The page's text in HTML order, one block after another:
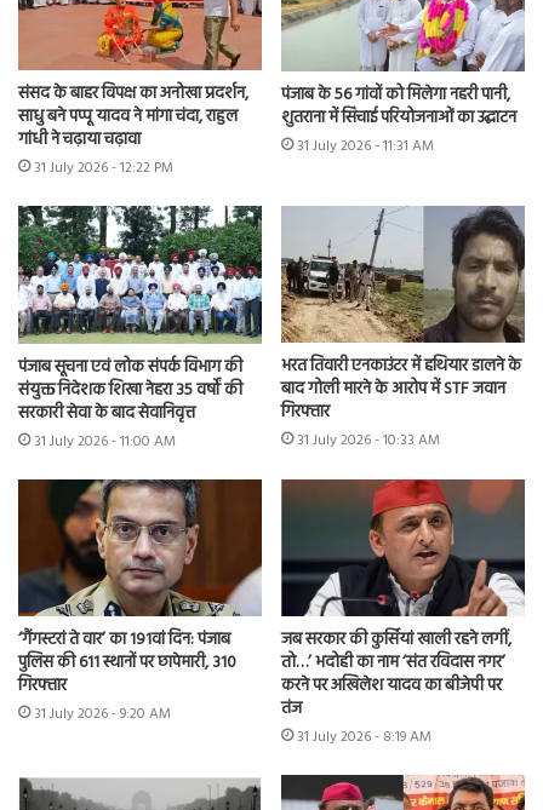
संसद के बाहर विपक्ष का अनोखा प्रदर्शन,
साधु बने पप्पू यादव ने मांगा चंदा, राहुल
गांधी ने चढ़ाया चढ़ावा
31 July 2026 - 12:22 PM
पंजाब के 56 गांवों को मिलेगा नहरी पानी,
शुतराना में सिंचाई परियोजनाओं का उद्घाटन
31 July 2026 - 11:31 AM
पंजाब सूचना एवं लोक संपर्क विभाग की
संयुक्त निदेशक शिखा नेहरा 35 वर्षों की
सरकारी सेवा के बाद सेवानिवृत्त
31 July 2026 - 11:00 AM
भरत तिवारी एनकाउंटर में हथियार डालने के
बाद गोली मारने के आरोप में STF जवान
गिरफ्तार
31 July 2026 - 10:33 AM
‘गैंगस्टरां ते वार’ का 191वां दिन: पंजाब
पुलिस की 611 स्थानों पर छापेमारी, 310
गिरफ्तार
31 July 2026 - 9:20 AM
जब सरकार की कुर्सियां खाली रहने लगीं,
तो…’ भदोही का नाम ‘संत रविदास नगर’
करने पर अखिलेश यादव का बीजेपी पर
तंज
31 July 2026 - 8:19 AM